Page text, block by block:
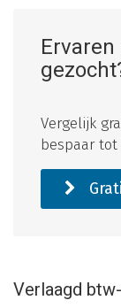
Vergelijk
bespaar tot
Verlaagd